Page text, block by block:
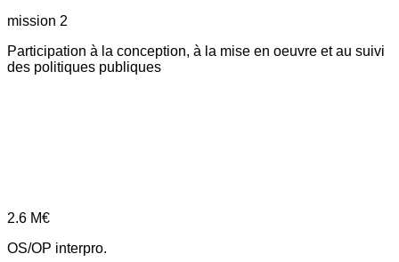
mission 2
Participation à la conception, à la mise en oeuvre et au suivi
des politiques publiques
2.6 M€
OS/OP interpro.